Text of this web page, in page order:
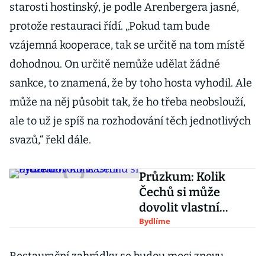
starosti hostinský, je podle Arenbergera jasné,
protože restauraci řídí. „Pokud tam bude
vzájemná kooperace, tak se určitě na tom místě
dohodnou. On určitě nemůže udělat žádné
sankce, to znamená, že by toho hosta vyhodil. Ale
může na něj působit tak, že ho třeba neobslouží,
ale to už je spíš na rozhodování těch jednotlivých
svazů,“ řekl dále.
Průzkum: Kolik
Čechů si může
dovolit vlastní
bydlení?
Bydlíme